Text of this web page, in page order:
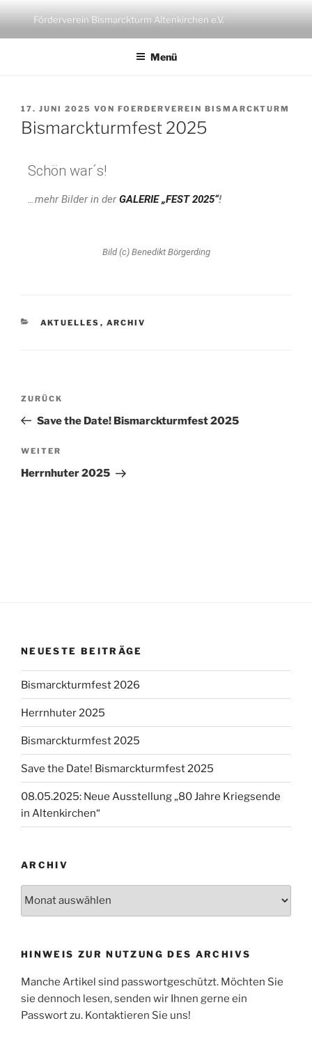
Förderverein Bismarckturm Altenkirchen e.V.
Menü
17. JUNI 2025 VON FOERDERVEREIN BISMARCKTURM
Bismarckturmfest 2025
Schön war´s!
…mehr Bilder in derGALERIE „FEST 2025“!
Bild (c) Benedikt Börgerding
AKTUELLES , ARCHIV
ZURÜCK
Save the Date! Bismarckturmfest 2025
WEITER
Herrnhuter 2025
NEUESTE BEITRÄGE
Bismarckturmfest 2026
Herrnhuter 2025
Bismarckturmfest 2025
Save the Date! Bismarckturmfest 2025
08.05.2025: Neue Ausstellung „80 Jahre Kriegsende
in Altenkirchen“
ARCHIV
HINWEIS ZUR NUTZUNG DES ARCHIVS
Manche Artikel sind passwortgeschützt. Möchten Sie
sie dennoch lesen, senden wir Ihnen gerne ein
Passwort zu. Kontaktieren Sie uns!